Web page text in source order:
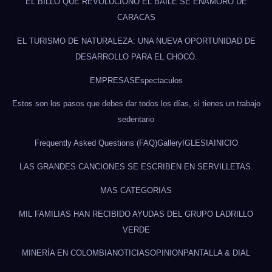
CARACAS
EL TURISMO DE NATURALEZA: UNA NUEVA OPORTUNIDAD DE
DESARROLLO PARA EL CHOCÓ.
EMPRESASEspectaculos
Estos son los pasos que debes dar todos los días, si tienes un trabajo
sedentario
Frequently Asked Questions (FAQ)GalleryIGLESIAINICIO
LAS GRANDES CANCIONES SE ESCRIBEN EN SERVILLETAS.
MAS CATEGORIAS
MIL FAMILIAS HAN RECIBIDO AYUDAS DEL GRUPO LADRILLO
VERDE
MINERÍA EN COLOMBIANOTICIASOPINION PANTALLA & DIAL